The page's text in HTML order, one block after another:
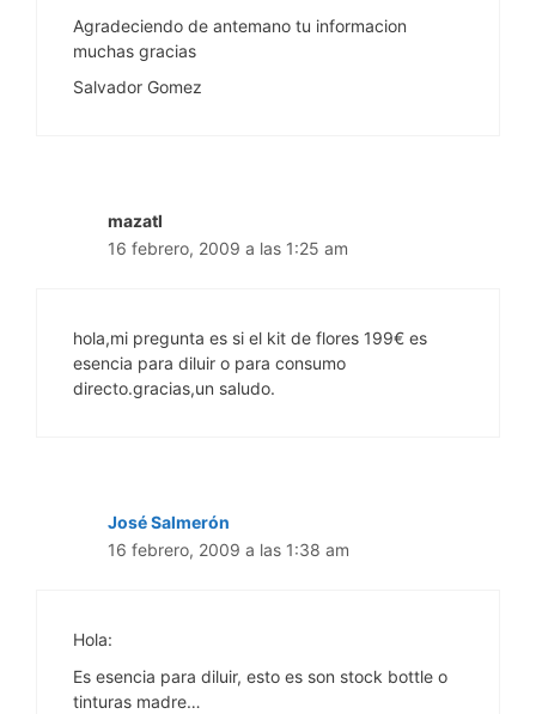
Agradeciendo de antemano tu informacion
muchas gracias
Salvador Gomez
mazatl
16 febrero, 2009 a las 1:25 am
hola,mi pregunta es si el kit de flores 199€ es
esencia para diluir o para consumo
directo.gracias,un saludo.
José Salmerón
16 febrero, 2009 a las 1:38 am
Hola:
Es esencia para diluir, esto es son stock bottle o
tinturas madre…